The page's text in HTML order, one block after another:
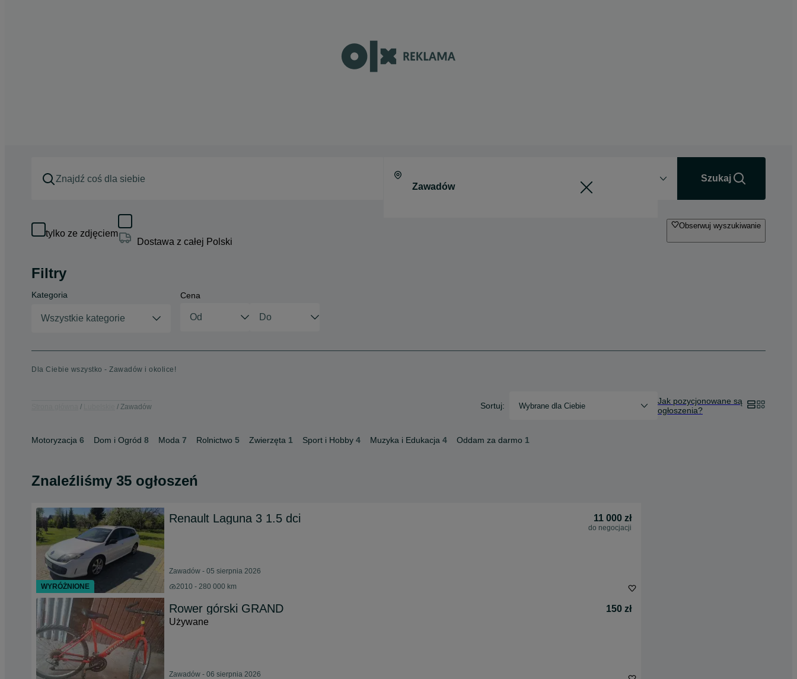
Szukaj
tylko ze zdjęciem
Dostawa z całej Polski
Obserwuj wyszukiwanie
Filtry
Kategoria
Wszystkie kategorie
Cena
Dla Ciebie wszystko - Zawadów i okolice!
Zawadów Sortuj: Wybrane dla Ciebie
Jak pozycjonowane są
ogłoszenia?
Motoryzacja 6 Dom i Ogród 8 Moda 7 Rolnictwo 5 Zwierzęta 1 Sport i Hobby 4 Muzyka i Edukacja 4 Oddam za darmo 1
Znaleźliśmy 35 ogłoszeń
Renault Laguna 3 1.5 dci 11 000 zł
do negocjacji
Zawadów - 05 sierpnia 2026
2010 - 280 000 km
Rower górski GRAND
150 zł
Używane
Zawadów - 06 sierpnia 2026
WYRÓŻNIONE